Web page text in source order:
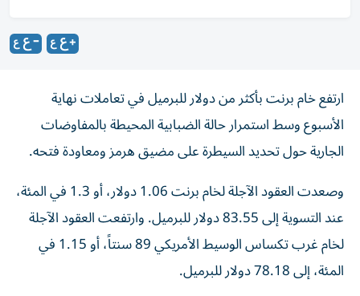
ارتفع خام برنت بأكثر من دولار للبرميل في تعاملات نهاية
الأسبوع وسط استمرار حالة الضبابية المحيطة بالمفاوضات
الجارية حول تحديد السيطرة على مضيق هرمز ومعاودة فتحه.
وصعدت العقود الآجلة لخام برنت ‌1.06 دولار، أو 1.3 في المئة،
عند التسوية إلى 83.55 دولار للبرميل. وارتفعت العقود الآجلة
لخام ​غرب تكساس الوسيط الأمريكي 89 سنتاً، أو 1.15 في
المئة، إلى 78.18 دولار للبرميل.